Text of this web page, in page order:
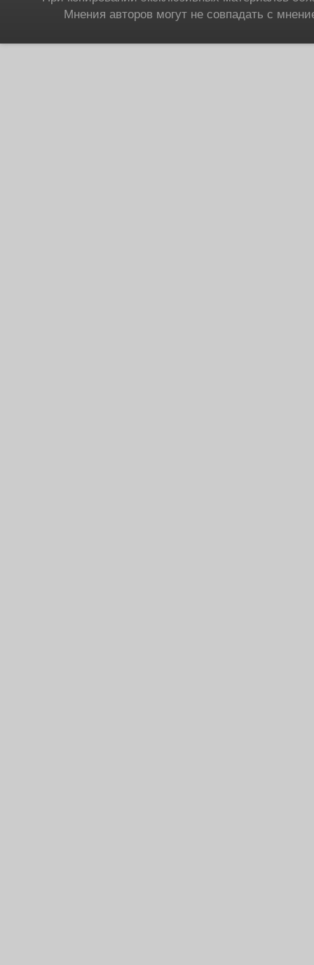
Мнения авторов могут не совпадать с